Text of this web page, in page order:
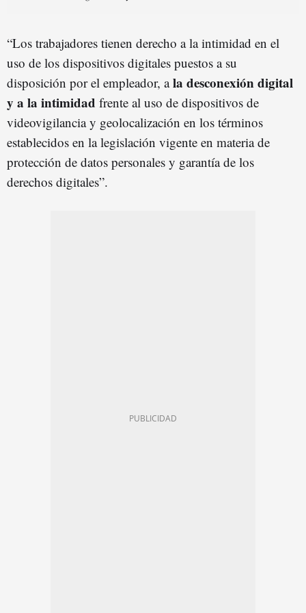
“Los trabajadores tienen derecho a la intimidad en el
uso de los dispositivos digitales puestos a su
disposición por el empleador, ala desconexión digital
y a la intimidad frente al uso de dispositivos de
videovigilancia y geolocalización en los términos
establecidos en la legislación vigente en materia de
protección de datos personales y garantía de los
derechos digitales”.